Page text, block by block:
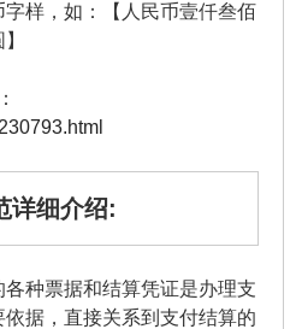
样，如：【人民币壹仟叁佰
：
详细介绍:
种票据和结算凭证是办理支
据，直接关系到支付结算的